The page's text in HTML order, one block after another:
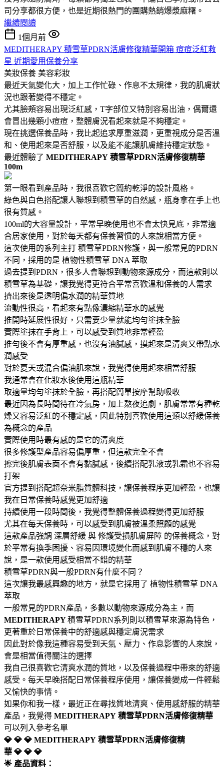
司分享都很方便，也是近期很熱門的團購熱銷爆漿麻糬。
繼續閱讀
1個月前
MEDITHERAPY 積雪草PDRN活膚修復精華開箱 痘痘泛紅救
星 近期愛用保養分享
美妝保養 美容彩妝
最近天氣變化大，加上工作忙碌、作息不太規律，我的肌膚狀
況也跟著變得不穩定。
尤其臉頰容易出現泛紅感，T字部位又特別容易出油，偶爾還
會冒出幾顆小痘痘，整體膚況看起來就是不夠穩定。
現在挑選保養品時，我比起追求厚重滋潤，更重視成分是否溫
和、使用起來是否舒服，以及能不能讓肌膚維持穩定狀態。
最近體驗了 MEDITHERAPY 積雪草PDRN活膚修復精華
100m
第一眼看到產品時，我很喜歡它簡約乾淨的設計風格。
綠色與白色搭配讓人聯想到積雪草的自然感，瓶身拿在手上也
很有質感。
100ml的大容量設計，平常早晚使用也不會太快見底，非常適
合居家使用，對於每天都有保養習慣的人來說相當方便。
這次使用的系列主打 積雪草PDRN修護，與一般常見的PDRN
不同，採用的是 植物性積雪草 DNA 萃取
過去提到PDRN，很多人會聯想到動物來源成分，而這款則以
積雪草為基礎，讓我覺得更符合平常喜歡溫和保養的人需求
擠出來後是透明偏水潤的精華質地
流動性很高，看起來有點像濃縮精華水的感覺
推開時延展性很好，只需要少量就能均勻塗抹全臉
實際塗抹在手背上，可以感受到質地非常輕盈
推勻後不會有厚重感，也沒有油膩感，摸起來是清爽又帶點水
潤感受
對於夏天或混合偏油肌來說，我覺得使用起來相當舒服
我通常會在化妝水後使用這瓶精華
取適量均勻塗抹於全臉，再搭配簡單按摩幫助吸收
最近因為長時間待在冷氣房，加上熬夜追劇，肌膚常常有種乾
燥又容易泛紅的不穩定感，因此特別喜歡使用這類以舒緩保養
為概念的產品
實際使用時最有感的是它的清爽度
很多修護型產品容易偏厚重，但這款完全不會
擦完後肌膚表面不會有黏膩感，後續搭配乳液或乳霜也不容易
打架
官方提到搭配超奈米脂質體科技，讓保養程序更加輕盈，也讓
我在日常保養時感覺更加舒適
持續使用一段時間後，我覺得整體保養過程變得更加舒服
尤其在每天保養時，可以感受到肌膚被溫柔照顧的感覺
這款產品強調 深層舒緩 與 修護受損肌膚屏障 的保養概念，對
於平常有換季困擾、容易因環境變化而感到肌膚不穩的人來
說，是一款使用感受相當不錯的精華
積雪草PDRN與一般PDRN有什麼不同？
這次讓我最感興趣的地方，就是它採用了 植物性積雪草 DNA
萃取
一般常見的PDRN產品，多數以動物來源成分為主，而
MEDITHERAPY積雪草PDRN系列則以積雪草來源為特色，
更著重於日常保養中的舒適感與穩定膚況需求
因此對於像我這種容易受到天氣、壓力、作息影響的人來說，
會是相當值得關注的選擇
我自己很喜歡它清爽水潤的質地，以及保養過程中帶來的舒適
感受。每天早晚搭配日常保養程序使用，讓保養變成一件輕鬆
又愉快的事情。
如果你和我一樣，最近正在尋找質地清爽、使用感舒服的精華
產品，我覺得 MEDITHERAPY 積雪草PDRN活膚修復精華
可以列入參考名單
💎 💎 💎 MEDITHERAPY 積雪草PDRN活膚修復精
華 💎 💎 💎
🌟 產品資料：